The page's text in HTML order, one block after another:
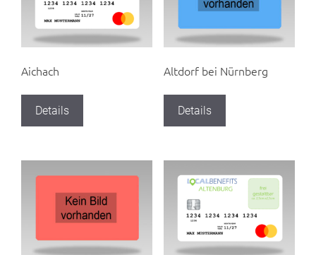
Aichach
Details
Altdorf bei Nürnberg
Details